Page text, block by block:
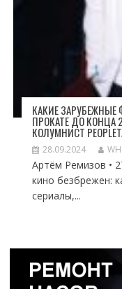
КАКИЕ
ПРОКАТЕ ДО КОНЦА
КОЛУМНИСТ
28.09.2024
Артём Ремизов •
кино безбрежен:
сериалы,...